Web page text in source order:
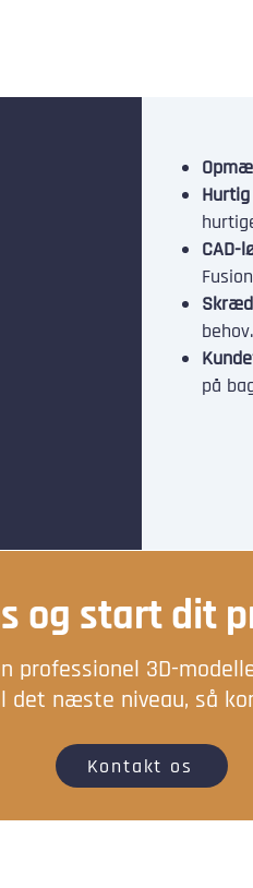
CAD-
behov.
på
og start dit
professionel 3D-
det næste niveau, så
Kontakt os